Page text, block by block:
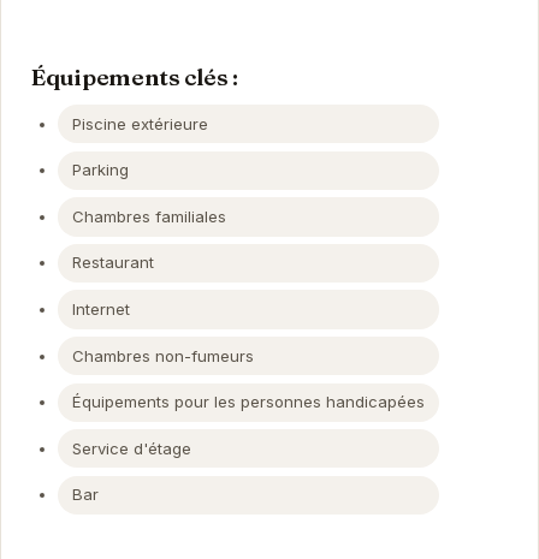
Équipements clés :
Piscine extérieure
Parking
Chambres familiales
Restaurant
Internet
Chambres non-fumeurs
Équipements pour les personnes handicapées
Service d'étage
Bar